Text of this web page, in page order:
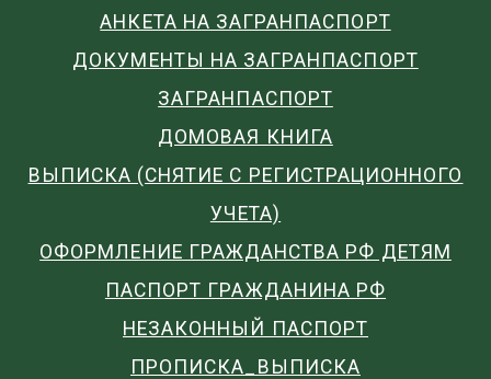
АНКЕТА НА ЗАГРАНПАСПОРТ
ДОКУМЕНТЫ НА ЗАГРАНПАСПОРТ
ЗАГРАНПАСПОРТ
ДОМОВАЯ КНИГА
ВЫПИСКА (СНЯТИЕ С РЕГИСТРАЦИОННОГО
УЧЕТА)
ОФОРМЛЕНИЕ ГРАЖДАНСТВА РФ ДЕТЯМ
ПАСПОРТ ГРАЖДАНИНА РФ
НЕЗАКОННЫЙ ПАСПОРТ
ПРОПИСКА_ВЫПИСКА